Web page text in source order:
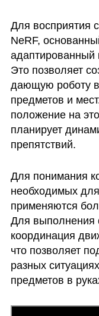
Для восприятия
NeRF,
адаптированный
Это позволяет
дающую роботу
предметов и
положение на
планирует
препятствий.
Для понимания
необходимых
применяются
Для выполнения
координация
что позволяет
разных
предметов в